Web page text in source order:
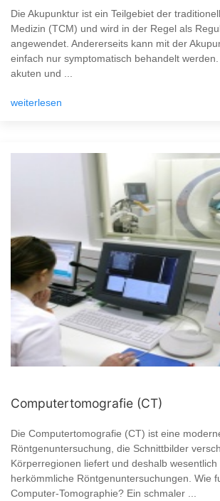
Die Akupunktur ist ein Teilgebiet der
Medizin (TCM) und wird in der Regel als
angewendet. Andererseits kann mit der
einfach nur symptomatisch behandelt
akuten und ...
weiterlesen
Computertomografie (CT)
Die Computertomografie (CT) ist eine
Röntgenuntersuchung, die Schnittbilder
Körperregionen liefert und deshalb
herkömmliche Röntgenuntersuchungen. Wie
Computer-Tomographie? Ein schmaler ...